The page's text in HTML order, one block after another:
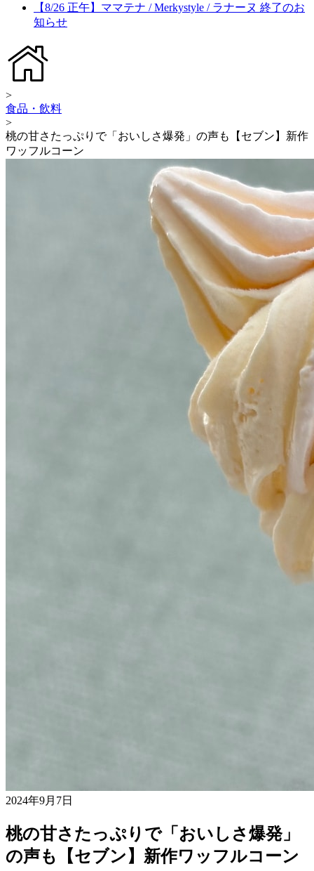
【8/26 正午】ママテナ / Merkystyle / ラナーヌ 終了のお
知らせ
>
食品・飲料
>
桃の甘さたっぷりで「おいしさ爆発」の声も【セブン】新作
ワッフルコーン
2024年9月7日
桃の甘さたっぷりで「おいしさ爆発」
の声も【セブン】新作ワッフルコーン